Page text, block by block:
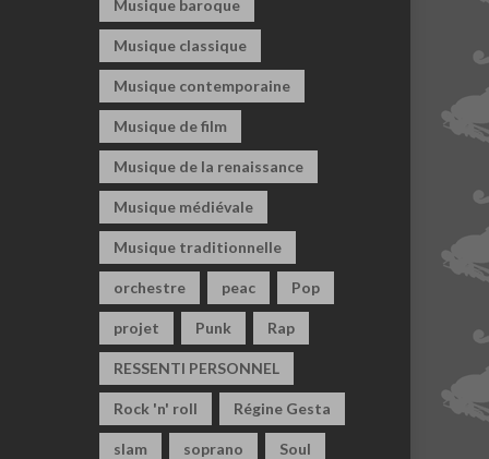
Musique baroque
Musique classique
Musique contemporaine
Musique de film
Musique de la renaissance
Musique médiévale
Musique traditionnelle
orchestre peac Pop
projet Punk Rap
RESSENTI PERSONNEL
Rock 'n' roll Régine Gesta
slam soprano Soul